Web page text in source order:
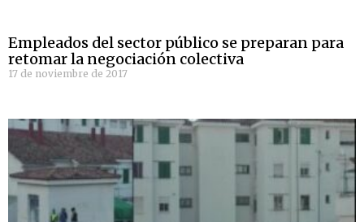
Empleados del sector público se preparan para
retomar la negociación colectiva
17 de noviembre de 2017